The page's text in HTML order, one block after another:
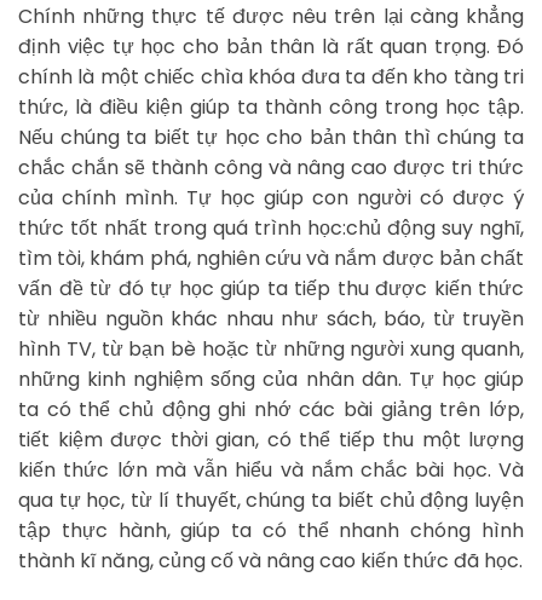
Chính những thực tế được nêu trên lại càng khẳng
định việc tự học cho bản thân là rất quan trọng. Đó
chính là một chiếc chìa khóa đưa ta đến kho tàng tri
thức, là điều kiện giúp ta thành công trong học tập.
Nếu chúng ta biết tự học cho bản thân thì chúng ta
chắc chắn sẽ thành công và nâng cao được tri thức
của chính mình. Tự học giúp con người có được ý
thức tốt nhất trong quá trình học:chủ động suy nghĩ,
tìm tòi, khám phá, nghiên cứu và nắm được bản chất
vấn đề từ đó tự học giúp ta tiếp thu được kiến thức
từ nhiều nguồn khác nhau như sách, báo, từ truyền
hình TV, từ bạn bè hoặc từ những người xung quanh,
những kinh nghiệm sống của nhân dân. Tự học giúp
ta có thể chủ động ghi nhớ các bài giảng trên lớp,
tiết kiệm được thời gian, có thể tiếp thu một lượng
kiến thức lớn mà vẫn hiểu và nắm chắc bài học. Và
qua tự học, từ lí thuyết, chúng ta biết chủ động luyện
tập thực hành, giúp ta có thể nhanh chóng hình
thành kĩ năng, củng cố và nâng cao kiến thức đã học.